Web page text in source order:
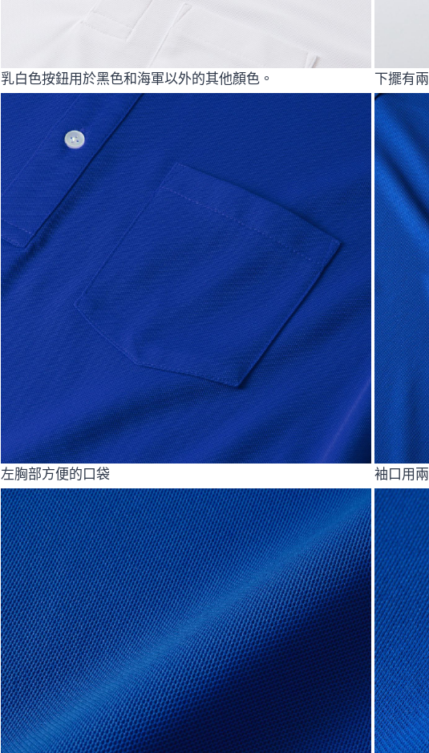
乳白色按鈕用於黑色和海軍以外的其他顏色。 下擺有
左胸部方便的口袋 袖口用